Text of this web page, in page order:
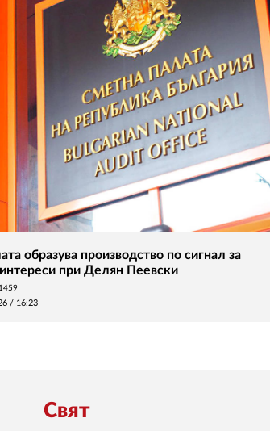
образува производство по сигнал за
при Делян Пеевски
1459
/ 16:23
Свят